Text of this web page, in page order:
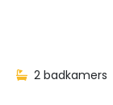
2 badkamers